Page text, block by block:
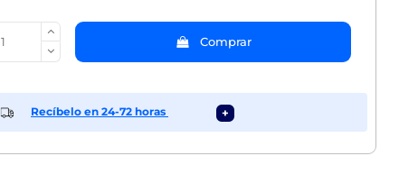
Comprar
Recíbelo en 24-72 horas +